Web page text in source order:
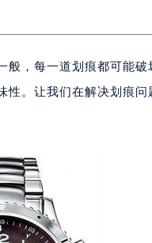
，每一道划痕都可能
。让我们在解决划痕